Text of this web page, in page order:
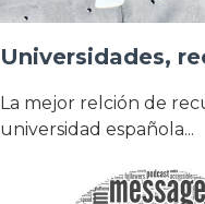
Universidades,
La mejor relción de
universidad española...